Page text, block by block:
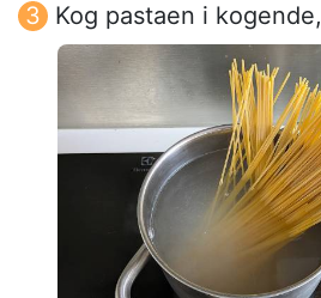
Kog pastaen i